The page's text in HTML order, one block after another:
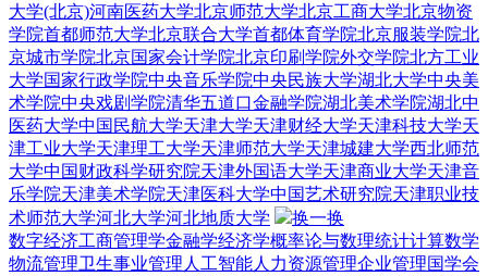
大学(北京)河南医药大学北京师范大学北京工商大学北京物资
学院首都师范大学北京联合大学首都体育学院北京服装学院北
京城市学院北京国家会计学院北京印刷学院外交学院北方工业
大学国家行政学院中央音乐学院中央民族大学湖北大学中央美
术学院中央戏剧学院清华五道口金融学院湖北美术学院湖北中
医药大学中国民航大学天津大学天津财经大学天津科技大学天
津工业大学天津理工大学天津师范大学天津城建大学西北师范
大学中国财政科学研究院天津外国语大学天津商业大学天津音
乐学院天津美术学院天津医科大学中国艺术研究院天津职业技
术师范大学河北大学河北地质大学
换一换
数字经济工商管理学金融学经济学概率论与数理统计计算数学
物流管理卫生事业管理 人工智能人力资源管理企业管理国学会